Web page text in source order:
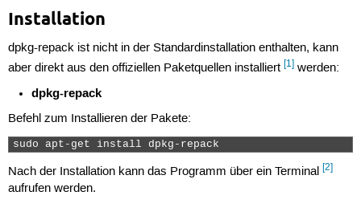
Installation
dpkg-repack ist nicht in der Standardinstallation enthalten, kann
aber direkt aus den offiziellen Paketquellen installiert [1]werden:
dpkg-repack
Befehl zum Installieren der Pakete:
sudo apt-get install dpkg-repack
Nach der Installation kann das Programm über ein Terminal [2]
aufrufen werden.